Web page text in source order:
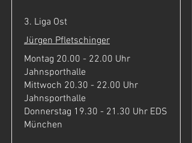
3. Liga Ost
Jürgen Pfletschinger
Montag 20.00 - 22.00 Uhr
Jahnsporthalle
Mittwoch 20.30 - 22.00 Uhr
Jahnsporthalle
Donnerstag 19.30 - 21.30 Uhr EDS
München